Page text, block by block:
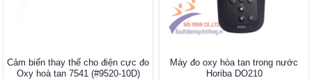
Cảm biến thay thế cho điện cực đo
Oxy hoà tan 7541 (#9520-10D)
Máy đo oxy hòa tan trong nước
Horiba DO210